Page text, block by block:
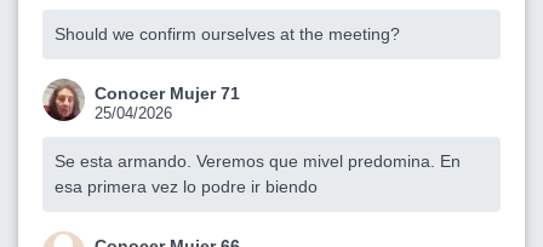
Should we confirm ourselves at the meeting?
Conocer Mujer 71
25/04/2026
Se esta armando. Veremos que mivel predomina. En
esa primera vez lo podre ir biendo